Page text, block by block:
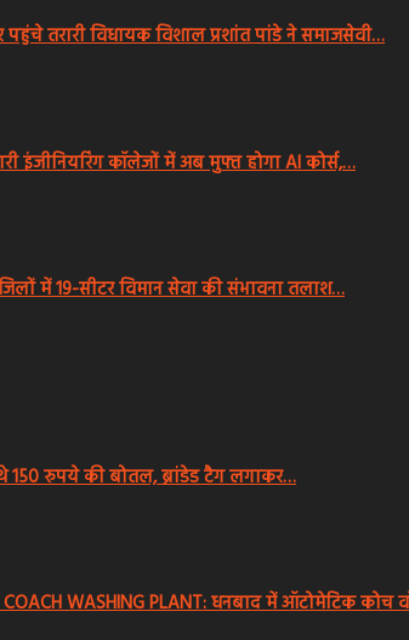
पहुंचे तरारी विधायक विशाल प्रशांत पांडे ने समाजसेवी…
इंजीनियरिंग कॉलेजों में अब मुफ्त होगा AI कोर्स,…
में 19-सीटर विमान सेवा की संभावना तलाश…
150 रुपये की बोतल, ब्रांडेड टैग लगाकर…
WASHING PLANT: धनबाद में ऑटोमेटिक कोच